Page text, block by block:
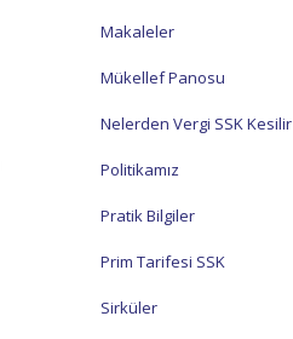
Makaleler
Mükellef Panosu
Nelerden Vergi SSK Kesilir
Politikamız
Pratik Bilgiler
Prim Tarifesi SSK
Sirküler